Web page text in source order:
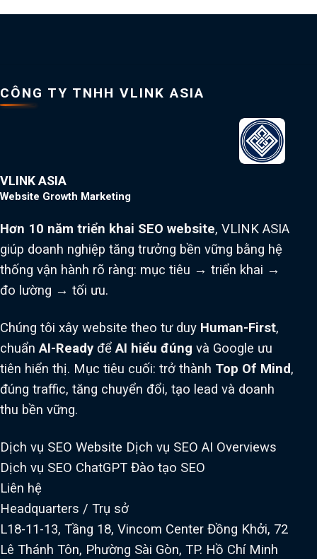
CÔNG TY TNHH VLINK ASIA
VLINK ASIA
Website Growth Marketing
Hơn 10 năm triển khai SEO website, VLINK ASIA
giúp doanh nghiệp tăng trưởng bền vững bằng hệ
thống vận hành rõ ràng: mục tiêu → triển khai →
đo lường → tối ưu.
Chúng tôi xây website theo tư duy Human-First,
chuẩnAI-Ready đểAI hiểu đúng và Google ưu
tiên hiển thị. Mục tiêu cuối: trở thành Top Of Mind,
đúng traffic, tăng chuyển đổi, tạo lead và doanh
thu bền vững.
Dịch vụ SEO Website Dịch vụ SEO AI Overviews
Dịch vụ SEO ChatGPT Đào tạo SEO
Liên hệ
Headquarters / Trụ sở
L18-11-13, Tầng 18, Vincom Center Đồng Khởi, 72
Lê Thánh Tôn, Phường Sài Gòn, TP. Hồ Chí Minh